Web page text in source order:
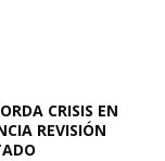
CRISIS EN
REVISIÓN